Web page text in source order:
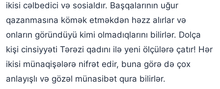
ikisi cəlbedici və sosialdır. Başqalarının uğur
qazanmasına kömək etməkdən həzz alırlar və
onların göründüyü kimi olmadıqlarını bilirlər. Dolça
kişi cinsiyyəti Tərəzi qadını ilə yeni ölçülərə çatır! Hər
ikisi münaqişələrə nifrət edir, buna görə də çox
anlayışlı və gözəl münasibət qura bilirlər.